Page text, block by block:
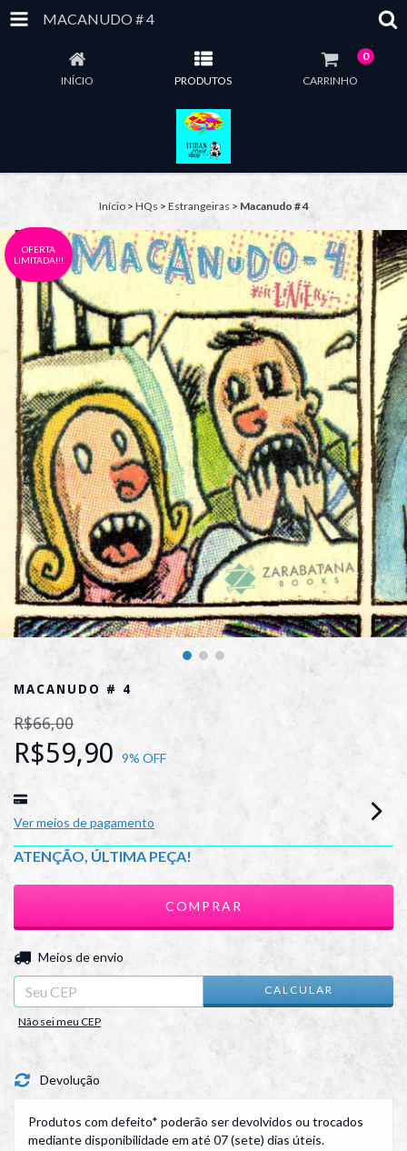
MACANUDO # 4
INÍCIO PRODUTOS CARRINHO
0
Início > HQs > Estrangeiras > Macanudo # 4
OFERTA
LIMITADA!!!
MACANUDO # 4
R$66,00
R$59,90 9% OFF
Ver meios de pagamento
ATENÇÃO, ÚLTIMA PEÇA!
Entregas para o CEP:
Meios de envio
CALCULAR
Não sei meu CEP
Devolução
Produtos com defeito* poderão ser devolvidos ou trocados
mediante disponibilidade em até 07 (sete) dias úteis.